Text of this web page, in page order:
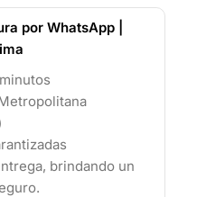
por WhatsApp |
brindando un